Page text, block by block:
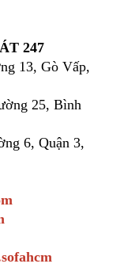
247
13, Gò Vấp,
25, Bình
6, Quận 3,